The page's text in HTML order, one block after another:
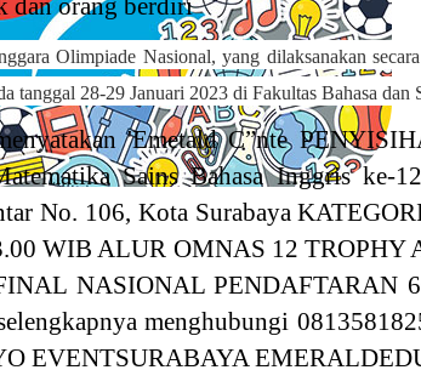
Olimpiade Nasional, yang dilaksanakan
tanggal 28-29 Januari 2023 di Fakultas Bahasa dan